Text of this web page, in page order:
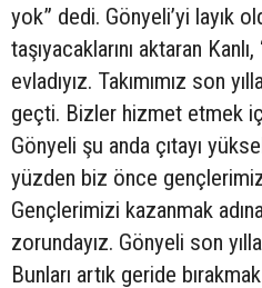
yok” dedi. Gönyeli’yi layık
taşıyacaklarını aktaran
evladıyız. Takımımız son
geçti. Bizler hizmet etmek
Gönyeli şu anda çıtayı
yüzden biz önce
Gençlerimizi kazanmak
zorundayız. Gönyeli son
Bunları artık geride